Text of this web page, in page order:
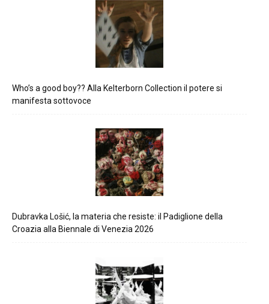
Who’s a good boy?? Alla Kelterborn Collection il potere si
manifesta sottovoce
Dubravka Lošić, la materia che resiste: il Padiglione della
Croazia alla Biennale di Venezia 2026